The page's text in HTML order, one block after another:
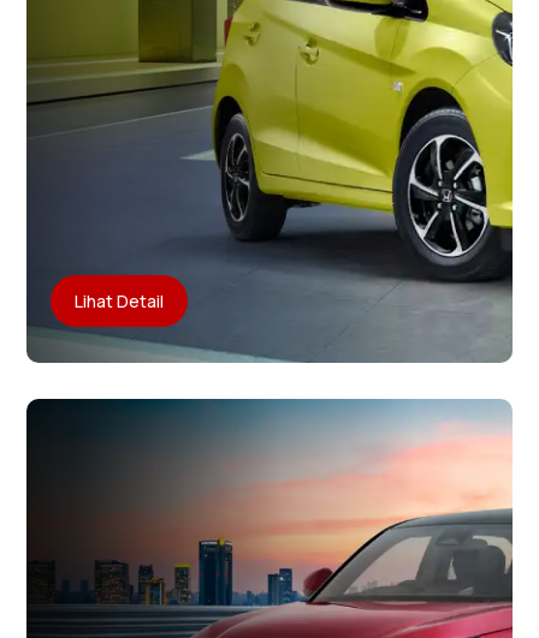
Lihat Detail